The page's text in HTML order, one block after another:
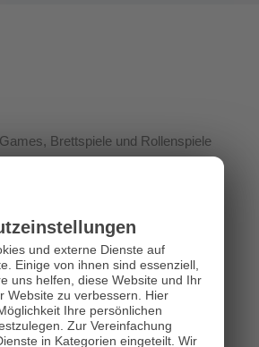
und externe Dienste auf
Einige von ihnen sind essenziell,
uns helfen, diese Website und Ihr
Website zu verbessern. Hier
Ihre persönlichen
Zur Vereinfachung
in Kategorien eingeteilt. Wir
Brettspiele und Rollenspiele
in der Klagenfurter Innenstadt!
Klagenfurt
- 18:00
19:00